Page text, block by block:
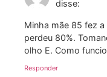
disse:
Minha mãe 85 fez
perdeu 80%.
olho E. Como
Responder